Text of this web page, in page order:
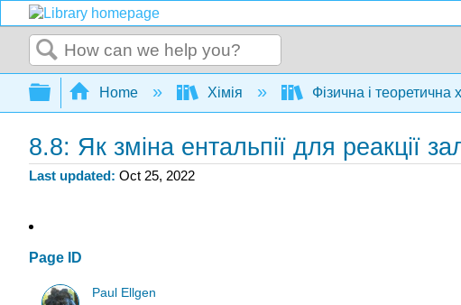
Search
Expand/collapse global hierarchy
Home Хімія Фізична і теоретична
8.8: Як зміна ентальпії для реакції
Last updated Oct 25, 2022
Page ID
Paul Ellgen